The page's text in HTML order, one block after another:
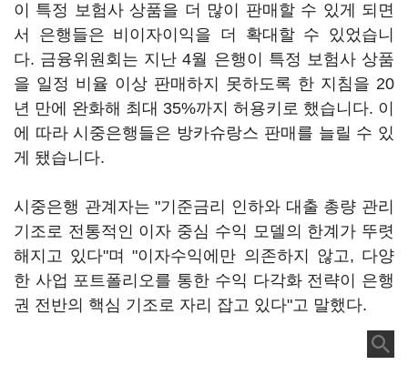
이 특정 보험사 상품을 더 많이 판매할 수 있게 되면
서 은행들은 비이자이익을 더 확대할 수 있었습니
다. 금융위원회는 지난 4월 은행이 특정 보험사 상품
을 일정 비율 이상 판매하지 못하도록 한 지침을 20
년 만에 완화해 최대 35%까지 허용키로 했습니다. 이
에 따라 시중은행들은 방카슈랑스 판매를 늘릴 수 있
게 됐습니다.
시중은행 관계자는 "기준금리 인하와 대출 총량 관리
기조로 전통적인 이자 중심 수익 모델의 한계가 뚜렷
해지고 있다"며 "이자수익에만 의존하지 않고, 다양
한 사업 포트폴리오를 통한 수익 다각화 전략이 은행
권 전반의 핵심 기조로 자리 잡고 있다"고 말했다.